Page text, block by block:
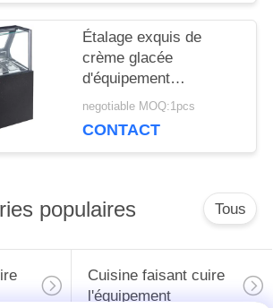
Étalage exquis de
crème glacée
d'équipement
commercial
cuisson
negotiable MOQ:1pcs
CONTACT
populaires Tous
Cuisine faisant cuire
l'équipement